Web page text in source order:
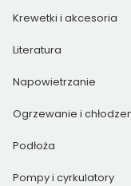
Krewetki i akcesoria
Literatura
Napowietrzanie
Ogrzewanie i
Podłoża
Pompy i cyrkulatory